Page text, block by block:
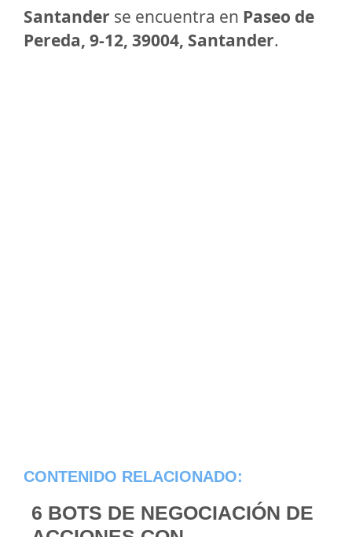
Santander se encuentra en Paseo de
Pereda, 9-12, 39004, Santander.
CONTENIDO RELACIONADO:
6 BOTS DE NEGOCIACIÓN DE